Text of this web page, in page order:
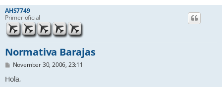
AHS7749
Primer oficial
Normativa Barajas
P
s
November 30, 2006, 23:11
Hola,